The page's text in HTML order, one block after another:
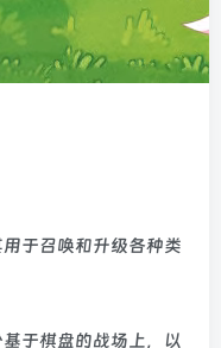
于召唤和升级各种类
于棋盘的战场上，以